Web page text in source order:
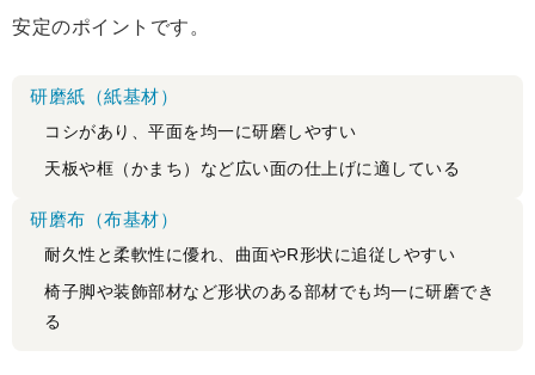
安定のポイントです。
研磨紙（紙基材）
コシがあり、平面を均一に研磨しやすい
天板や框（かまち）など広い面の仕上げに適している
研磨布（布基材）
耐久性と柔軟性に優れ、曲面やR形状に追従しやすい
椅子脚や装飾部材など形状のある部材でも均一に研磨でき
る